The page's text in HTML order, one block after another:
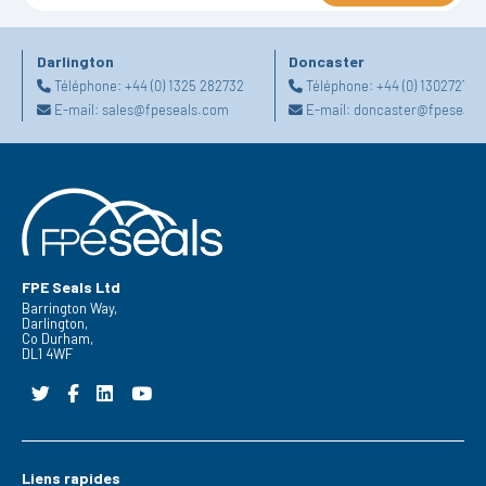
Darlington
Téléphone: +44 (0) 1325 282732
E-mail: sales@fpeseals.com
Doncaster
Téléphone:+44 (0)
E-mail:
FPE Seals Ltd
Barrington Way,
Darlington,
Co Durham,
DL1 4WF
Liens rapides